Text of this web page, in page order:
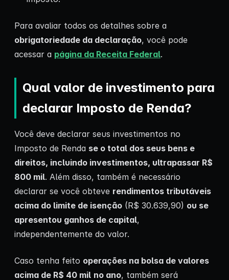
Para avaliar todos os detalhes sobre a
obrigatoriedade da declaração, você pode
acessar a página da Receita Federal.
Qual valor de investimento para
declarar Imposto de Renda?
Você deve declarar seus investimentos no
Imposto de Renda se o total dos seus bens e
direitos, incluindo investimentos, ultrapassar R$
800 mil. Além disso, também é necessário
declarar se você obteve rendimentos tributáveis
acima do limite de isenção (R$ 30.639,90) ou se
apresentou ganhos de capital,
independentemente do valor.
Caso tenha feito operações na bolsa de valores
acima de R$ 40 mil no ano, também será